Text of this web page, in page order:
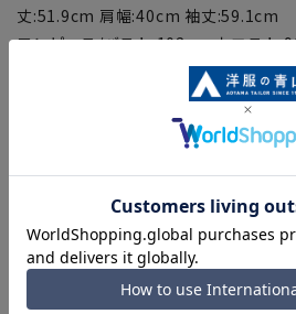
丈:51.9cm 肩幅:40cm 袖丈:59.1cm
ワンピース/バスト:102cm ウエスト
丈:109cm 肩幅:39.5cm 袖丈:40.6cm
[15号]ジャケット/バスト:106cm ウ
肩幅:40.5cm 袖丈:59.4cm
ワンピース/バスト:106.5cm ウエス
着丈:110cm 肩幅:40cm 袖丈:40.9cm
【商品に関するご注意】
■商品画像はサンプルのため、色味や
ある場合がございますので、予めご了